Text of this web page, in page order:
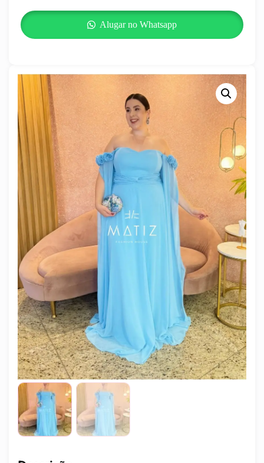
Alugar no Whatsapp